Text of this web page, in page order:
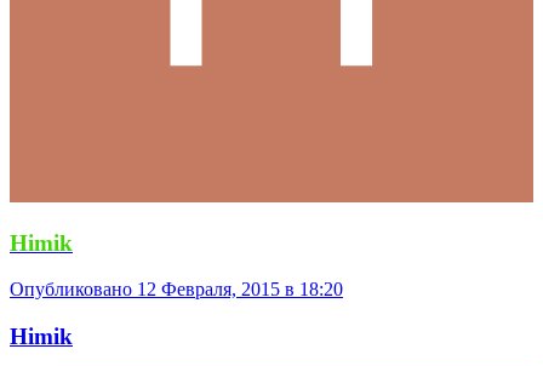
Himik
Опубликовано 12 Февраля, 2015 в 18:20
Himik